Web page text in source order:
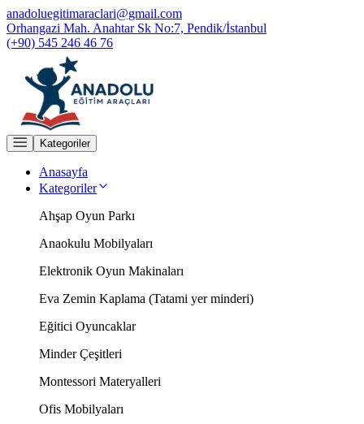
anadoluegitimaraclari@gmail.com
Orhangazi Mah. Anahtar Sk No:7, Pendik/İstanbul
(+90) 545 246 46 76
Kategoriler
Anasayfa
Kategoriler
Ahşap Oyun Parkı
Anaokulu Mobilyaları
Elektronik Oyun Makinaları
Eva Zemin Kaplama (Tatami yer minderi)
Eğitici Oyuncaklar
Minder Çeşitleri
Montessori Materyalleri
Ofis Mobilyaları